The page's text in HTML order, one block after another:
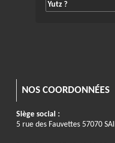
Yutz ?
NOS COORDONNÉES
Siège social :
5 rue des Fauvettes 57070